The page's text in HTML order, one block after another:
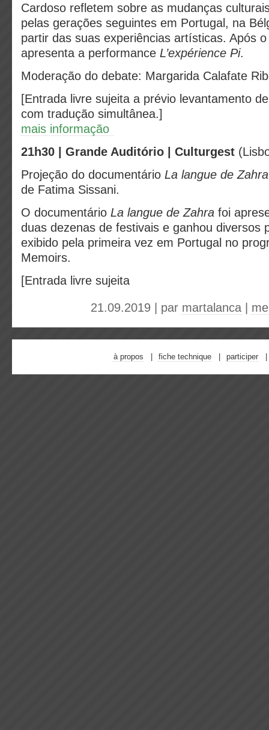
Cardoso refletem sobre as mudanças
pelas gerações seguintes em Portugal, na
partir das suas experiências artísticas. Após
apresenta a performance L’expérience Pi.
Moderação do debate: Margarida Calafate
[Entrada livre sujeita a prévio levantamento
com tradução simultânea.]
mais informação
21h30 | Grande Auditório | Culturgest
Projeção do documentário La langue de Zahra
de Fatima Sissani.
O documentário La langue de Zahra foi
duas dezenas de festivais e ganhou diversos
exibido pela primeira vez em Portugal no
Memoirs.
[Entrada livre sujeita
21.09.2019 | par martalanca
à propos fiche technique participer